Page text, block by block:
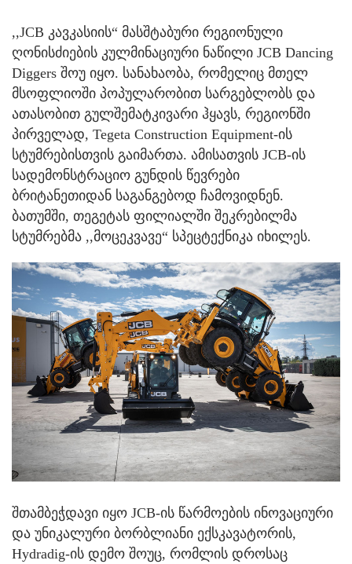
,,JCB კავკასიის“ მასშტაბური რეგიონული
ღონისძიების კულმინაციური ნაწილი JCB Dancing
Diggers შოუ იყო. სანახაობა, რომელიც მთელ
მსოფლიოში პოპულარობით სარგებლობს და
ათასობით გულშემატკივარი ჰყავს, რეგიონში
პირველად, Tegeta Construction Equipment-ის
სტუმრებისთვის გაიმართა. ამისათვის JCB-ის
სადემონსტრაციო გუნდის წევრები
ბრიტანეთიდან საგანგებოდ ჩამოვიდნენ.
ბათუმში, თეგეტას ფილიალში შეკრებილმა
სტუმრებმა ,,მოცეკვავე“ სპეცტექნიკა იხილეს.
შთამბეჭდავი იყო JCB-ის წარმოების ინოვაციური
და უნიკალური ბორბლიანი ექსკავატორის,
Hydradig-ის დემო შოუც, რომლის დროსაც